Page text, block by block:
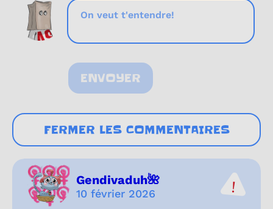
ENVOYER
FERMER LES COMMENTAIRES
Gendivaduh🌺
10 février 2026